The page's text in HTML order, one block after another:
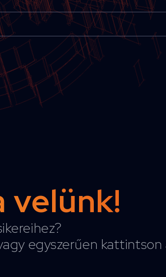
velünk!
egyszerűen kattintson